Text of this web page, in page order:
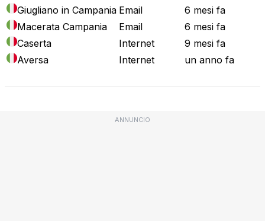
Giugliano in Campania Email
6 mesi fa
Macerata Campania
Email
6 mesi fa
Caserta
Internet
9 mesi fa
Aversa
Internet un anno fa
ANNUNCIO